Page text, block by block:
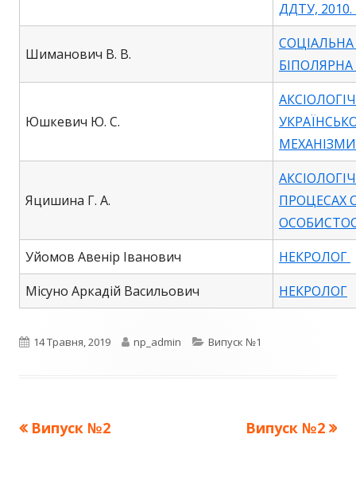
ДДТУ, 2010.
Шиманович В. В.
Юшкевич Ю. С.
МЕХАНІЗМИ
Яцишина Г. А.
ПРОЦЕСАХ
Уйомов Авенір Іванович
НЕКРОЛОГ
Місуно Аркадій Васильович
НЕКРОЛОГ
Опубліковано
14 Травня, 2019 Автор
np_admin Категорії
Випуск №1
Навігація
Попередня
Випуск №2
Наступна
Випуск №2